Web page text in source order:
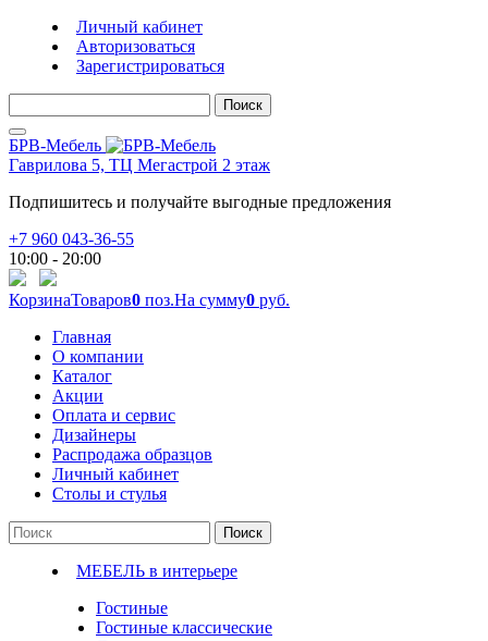
Личный кабинет
Авторизоваться
Зарегистрироваться
Поиск
БРВ-Мебель
Гаврилова 5, ТЦ Мегастрой 2 этаж
Подпишитесь и получайте выгодные предложения
+7 960 043-36-55
10:00 - 20:00
КорзинаТоваров0 поз.На сумму0 руб.
Главная
О компании
Каталог
Акции
Оплата и сервис
Дизайнеры
Распродажа образцов
Личный кабинет
Столы и стулья
Поиск
МЕБЕЛЬ в интерьере
Гостиные
Гостиные классические